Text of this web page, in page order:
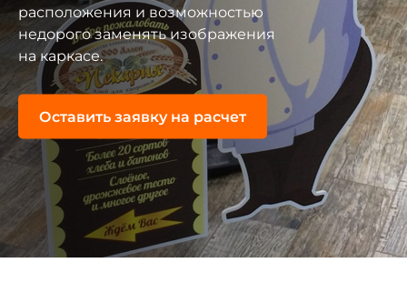
расположения и возможностью
недорого заменять изображения
на каркасе.
Оставить заявку на расчет